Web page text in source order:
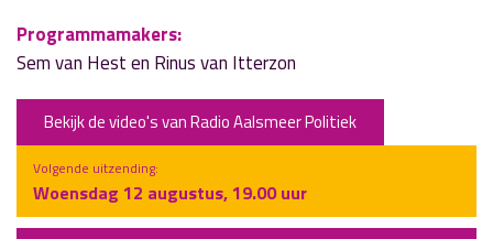
Programmamakers:
Sem van Hest en Rinus van Itterzon
Bekijk de video's van Radio Aalsmeer Politiek
Volgende uitzending:
Woensdag 12 augustus, 19.00 uur